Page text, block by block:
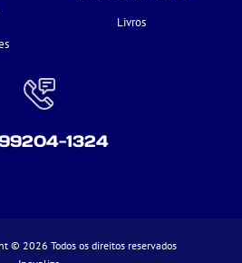
Livros
99204-1324
© 2026 Todos os direitos reservados